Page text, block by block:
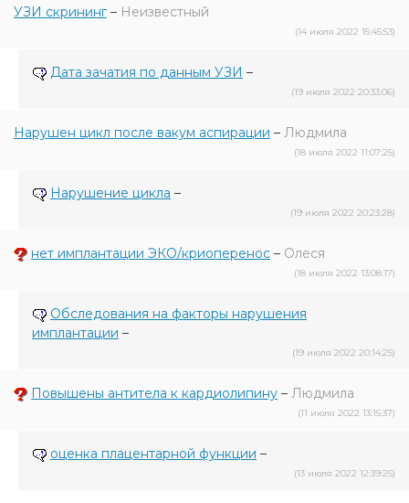
УЗИ скрининг– Неизвестный
(14 июля 2022 15:45:53)
Дата зачатия по данным УЗИ –
(19 июля 2022 20:33:06)
Нарушен цикл после вакум аспирации – Людмила
(18 июля 2022 11:07:25)
Нарушение цикла –
(19 июля 2022 20:23:28)
нет имплантации ЭКО/криоперенос – Олеся
(18 июля 2022 13:08:17)
Обследования на факторы нарушения
имплантации –
(19 июля 2022 20:14:25)
Повышены антитела к кардиолипину – Людмила
(11 июля 2022 13:15:37)
оценка плацентарной функции –
(13 июля 2022 12:39:25)